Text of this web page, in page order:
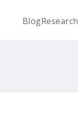
BlogResearch